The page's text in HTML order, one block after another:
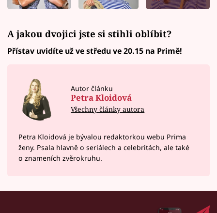
A jakou dvojici jste si stihli oblíbit?
Přístav uvidíte už ve středu ve 20.15 na Primě!
Autor článku
Petra Kloidová
Všechny články autora
Petra Kloidová je bývalou redaktorkou webu Prima
ženy. Psala hlavně o seriálech a celebritách, ale také
o znameních zvěrokruhu.